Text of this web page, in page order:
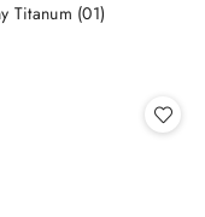
Titanum (01)